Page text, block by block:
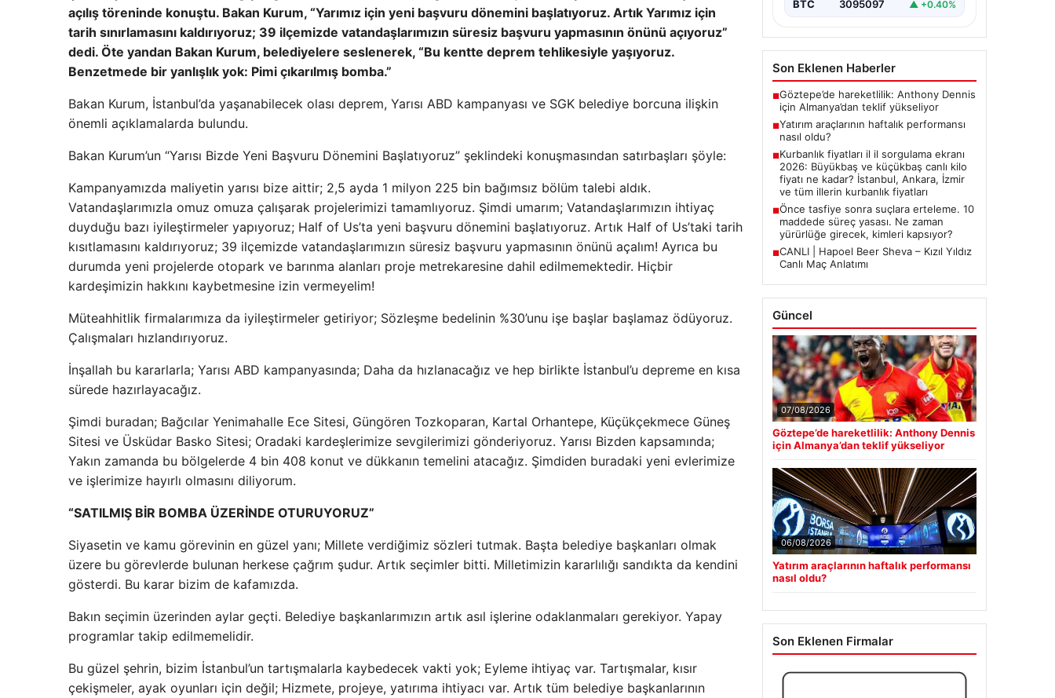
açılış töreninde konuştu. Bakan Kurum, “Yarımız için yeni başvuru dönemini başlatıyoruz. Artık Yarımız için
tarih sınırlamasını kaldırıyoruz; 39 ilçemizde vatandaşlarımızın süresiz başvuru yapmasının önünü açıyoruz”
dedi. Öte yandan Bakan Kurum, belediyelere seslenerek, “Bu kentte deprem tehlikesiyle yaşıyoruz.
Benzetmede bir yanlışlık yok: Pimi çıkarılmış bomba.”
Bakan Kurum, İstanbul’da yaşanabilecek olası deprem, Yarısı ABD kampanyası ve SGK belediye borcuna ilişkin
önemli açıklamalarda bulundu.
Bakan Kurum’un “Yarısı Bizde Yeni Başvuru Dönemini Başlatıyoruz” şeklindeki konuşmasından satırbaşları şöyle:
Kampanyamızda maliyetin yarısı bize aittir; 2,5 ayda 1 milyon 225 bin bağımsız bölüm talebi aldık.
Vatandaşlarımızla omuz omuza çalışarak projelerimizi tamamlıyoruz. Şimdi umarım; Vatandaşlarımızın ihtiyaç
duyduğu bazı iyileştirmeler yapıyoruz; Half of Us’ta yeni başvuru dönemini başlatıyoruz. Artık Half of Us’taki tarih
kısıtlamasını kaldırıyoruz; 39 ilçemizde vatandaşlarımızın süresiz başvuru yapmasının önünü açalım! Ayrıca bu
durumda yeni projelerde otopark ve barınma alanları proje metrekaresine dahil edilmemektedir. Hiçbir
kardeşimizin hakkını kaybetmesine izin vermeyelim!
Müteahhitlik firmalarımıza da iyileştirmeler getiriyor; Sözleşme bedelinin %30’unu işe başlar başlamaz ödüyoruz.
Çalışmaları hızlandırıyoruz.
İnşallah bu kararlarla; Yarısı ABD kampanyasında; Daha da hızlanacağız ve hep birlikte İstanbul’u depreme en kısa
sürede hazırlayacağız.
Şimdi buradan; Bağcılar Yenimahalle Ece Sitesi, Güngören Tozkoparan, Kartal Orhantepe, Küçükçekmece Güneş
Sitesi ve Üsküdar Basko Sitesi; Oradaki kardeşlerimize sevgilerimizi gönderiyoruz. Yarısı Bizden kapsamında;
Yakın zamanda bu bölgelerde 4 bin 408 konut ve dükkanın temelini atacağız. Şimdiden buradaki yeni evlerimize
ve işlerimize hayırlı olmasını diliyorum.
“SATILMIŞ BİR BOMBA ÜZERİNDE OTURUYORUZ”
Siyasetin ve kamu görevinin en güzel yanı; Millete verdiğimiz sözleri tutmak. Başta belediye başkanları olmak
üzere bu görevlerde bulunan herkese çağrım şudur. Artık seçimler bitti. Milletimizin kararlılığı sandıkta da kendini
gösterdi. Bu karar bizim de kafamızda.
Bakın seçimin üzerinden aylar geçti. Belediye başkanlarımızın artık asıl işlerine odaklanmaları gerekiyor. Yapay
programlar takip edilmemelidir.
Bu güzel şehrin, bizim İstanbul’un tartışmalarla kaybedecek vakti yok; Eyleme ihtiyaç var. Tartışmalar, kısır
çekişmeler, ayak oyunları için değil; Hizmete, projeye, yatırıma ihtiyacı var. Artık tüm belediye başkanlarının
netleşmeye…
BTC 3095097 ▲ +0.40%
Son Eklenen Haberler
■Göztepe’de hareketlilik: Anthony Dennis
için Almanya’dan teklif yükseliyor
■Yatırım araçlarının haftalık performansı
nasıl oldu?
■Kurbanlık fiyatları il il sorgulama ekranı
2026: Büyükbaş ve küçükbaş canlı kilo
fiyatı ne kadar? İstanbul, Ankara, İzmir
ve tüm illerin kurbanlık fiyatları
■Önce tasfiye sonra suçlara erteleme. 10
maddede süreç yasası. Ne zaman
yürürlüğe girecek, kimleri kapsıyor?
■CANLI | Hapoel Beer Sheva – Kızıl Yıldız
Canlı Maç Anlatımı
Güncel
07/08/2026
Göztepe’de hareketlilik: Anthony Dennis
için Almanya’dan teklif yükseliyor
06/08/2026
Yatırım araçlarının haftalık performansı
nasıl oldu?
Son Eklenen Firmalar